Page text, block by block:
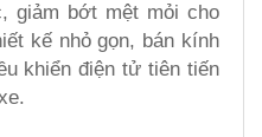
giảm bớt mệt mỏi cho
kế nhỏ gọn, bán kính
khiển điện tử tiên tiến